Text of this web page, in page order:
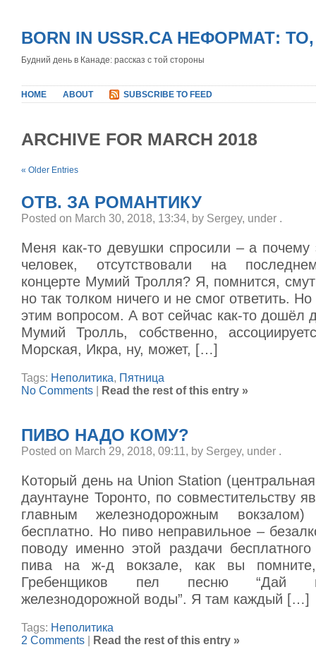
BORN IN USSR.CA НЕФОРМАТ:
Будний день в Канаде: рассказ с той стороны
HOME ABOUT SUBSCRIBE TO FEED
ARCHIVE FOR MARCH 2018
« Older Entries
ОТВ. ЗА РОМАНТИКУ
Posted on March 30, 2018, 13:34, by Sergey, under .
Меня как-то девушки спросили – а
человек, отсутствовали на
концерте Мумий Тролля? Я, помнится,
но так толком ничего и не смог ответить.
этим вопросом. А вот сейчас как-то дошёл
Мумий Тролль, собственно,
Морская, Икра, ну, может, […]
Tags: Неполитика, Пятница
No Comments
Read the rest of this entry »
ПИВО НАДО КОМУ?
Posted on March 29, 2018, 09:11, by Sergey, under .
Который день на Union Station
даунтауне Торонто, по совместительству
главным железнодорожным
бесплатно. Но пиво неправильное –
поводу именно этой раздачи бесплатного
пива на ж-д вокзале, как вы
Гребенщиков пел песню “Дай
железнодорожной воды”. Я там каждый […]
Tags: Неполитика
2 Comments
Read the rest of this entry »